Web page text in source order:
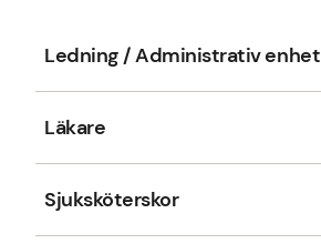
Ledning / Administrativ enhet
Läkare
Sjuksköterskor